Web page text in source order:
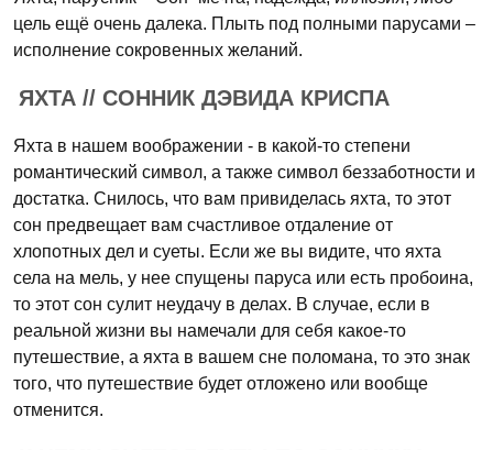
цель ещё очень далека. Плыть под полными парусами –
исполнение сокровенных желаний.
ЯХТА // СОННИК ДЭВИДА КРИСПА
Яхта в нашем воображении - в какой-то степени
романтический символ, а также символ беззаботности и
достатка. Снилось, что вам привиделась яхта, то этот
сон предвещает вам счастливое отдаление от
хлопотных дел и суеты. Если же вы видите, что яхта
села на мель, у нее спущены паруса или есть пробоина,
то этот сон сулит неудачу в делах. В случае, если в
реальной жизни вы намечали для себя какое-то
путешествие, а яхта в вашем сне поломана, то это знак
того, что путешествие будет отложено или вообще
отменится.